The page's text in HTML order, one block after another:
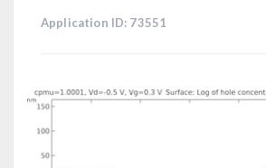
Application ID: 73551